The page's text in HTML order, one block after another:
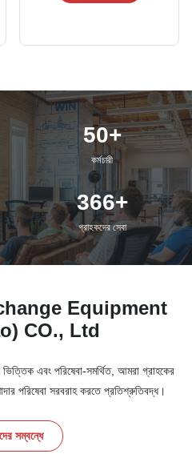
50+
কর্মচারী
366+
গ্রাহকদের সেবা
Equipment
CO., Ltd
এবং পরিষেবা-সমর্থিত, আমরা গ্রাহকের
পরিষেবা সরবরাহ করতে প্রতিশ্রুতিবদ্ধ।
সম্বন্ধে